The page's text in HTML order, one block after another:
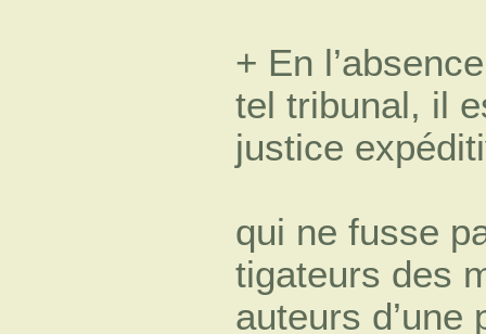
+ En
tel tribunal, il
justice
qui ne fusse
tigateurs des
auteurs d’une